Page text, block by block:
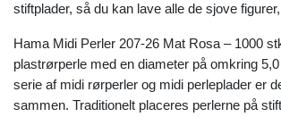
stiftplader, så du kan lave alle de sjove
Hama Midi Perler 207-26 Mat Rosa – 1000
plastrørperle med en diameter på omkring
serie af midi rørperler og midi perleplader er
sammen. Traditionelt placeres perlerne på